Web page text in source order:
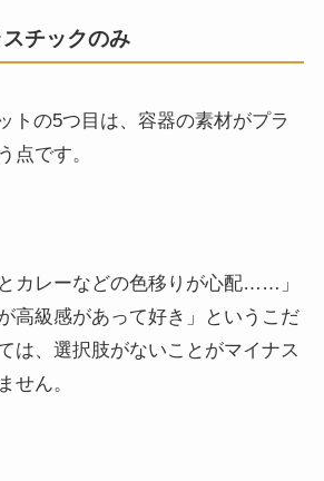
チックのみ
トの5つ目は、容器の素材がプラ
点です。
カレーなどの色移りが心配……」
高級感があって好き」というこだ
は、選択肢がないことがマイナス
せん。